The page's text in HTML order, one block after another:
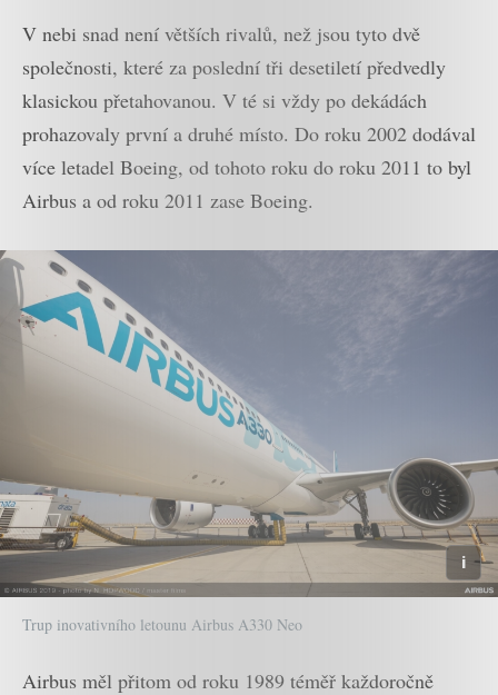
V nebi snad není větších rivalů, než jsou tyto dvě
společnosti, které za poslední tři desetiletí předvedly
klasickou přetahovanou. V té si vždy po dekádách
prohazovaly první a druhé místo. Do roku 2002 dodával
více letadel Boeing, od tohoto roku do roku 2011 to byl
Airbus a od roku 2011 zase Boeing.
Trup inovativního letounu Airbus A330 Neo
Airbus měl přitom od roku 1989 téměř každoročně